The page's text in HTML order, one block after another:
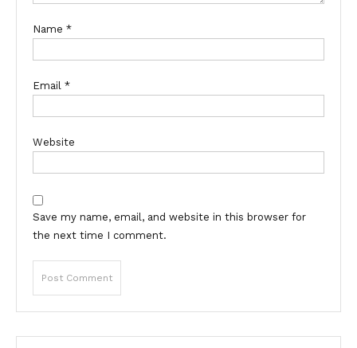
Name *
Email *
Website
Save my name, email, and website in this browser for
the next time I comment.